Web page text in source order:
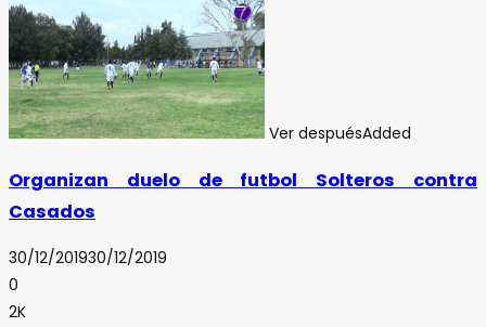
Ver despuésAdded
Organizan duelo de futbol Solteros contra
Casados
30/12/201930/12/2019
0
2K